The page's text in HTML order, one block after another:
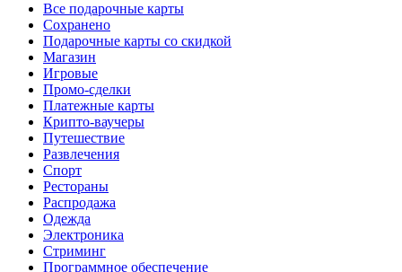
Все подарочные карты
Сохранено
Подарочные карты со скидкой
Магазин
Игровые
Промо-сделки
Платежные карты
Крипто-ваучеры
Путешествие
Развлечения
Спорт
Рестораны
Распродажа
Одежда
Электроника
Стриминг
Программное обеспечение